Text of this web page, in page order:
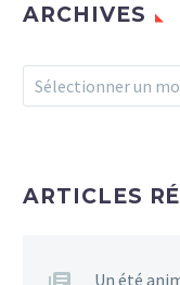
ARCHIVES
Archives
Sélectionner un
ARTICLES
Un été